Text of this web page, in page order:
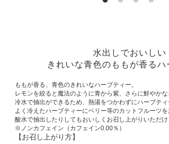
水出しでおいしい
きれいな青色のももが香るハ
ももが香る、青色のきれいなハーブティー。
レモンを絞ると魔法のように青から紫、さらに鮮やかな
冷水で抽出ができるため、熱湯をつかわずにハーブティ
よく冷えたハーブティーにベリー等のカットフルーツ
酸水で抽出したりしてもおいしくお召し上がりいただけ
※ノンカフェイン（カフェイン0.00％）
【お召し上がり方】